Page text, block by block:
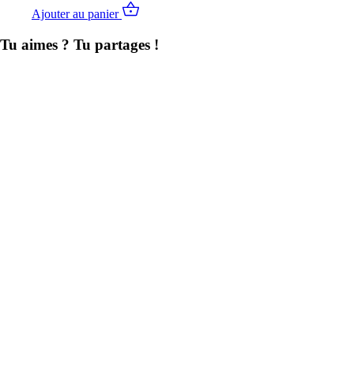
Ajouter au panier
Tu aimes ? Tu partages !